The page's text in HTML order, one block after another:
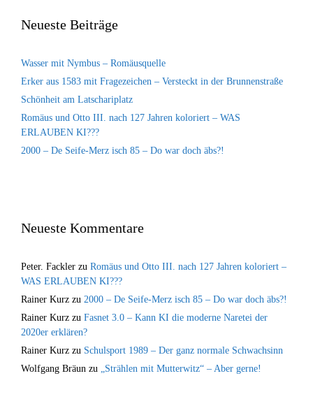
Neueste Beiträge
Wasser mit Nymbus – Romäusquelle
Erker aus 1583 mit Fragezeichen – Versteckt in der Brunnenstraße
Schönheit am Latschariplatz
Romäus und Otto III. nach 127 Jahren koloriert – WAS
ERLAUBEN KI???
2000 – De Seife-Merz isch 85 – Do war doch äbs?!
Neueste Kommentare
Peter. Fackler zu Romäus und Otto III. nach 127 Jahren koloriert –
WAS ERLAUBEN KI???
Rainer Kurz zu 2000 – De Seife-Merz isch 85 – Do war doch äbs?!
Rainer Kurz zu Fasnet 3.0 – Kann KI die moderne Naretei der
2020er erklären?
Rainer Kurz zu Schulsport 1989 – Der ganz normale Schwachsinn
Wolfgang Bräun zu „Strählen mit Mutterwitz“ – Aber gerne!